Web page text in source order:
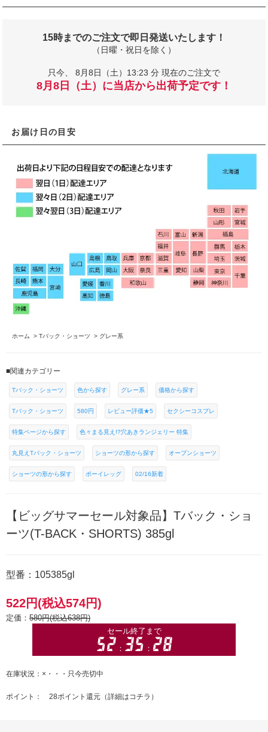
15時までのご注文で即日発送いたします！
（日曜・祝日を除く）
只今、 8月8日（土）13:23 分 現在のご注文で
8月8日（土）に当店から出荷予定です！
お届け日の目安
ホーム > Tバック・ショーツ > グレー系
■関連カテゴリー
Tバック・ショーツ 色から探す グレー系 価格から探す
Tバック・ショーツ 580円 レビュー評価★5 セクシーコスプレ
特集ページから探す 色々まる見え!?穴あきランジェリー 特集
丸見えTバック・ショーツ ショーツの形から探す オープンショーツ
ショーツの形から探す ボーイレッグ 02/16新着
【ビッグサマーセール対象品】Tバック・ショ
ーツ(T-BACK・SHORTS) 385gl
型番：105385gl
522円(税込574円)
定価： 580円(税込638円)
在庫状況：×・・・只今売切中
ポイント： 28ポイント還元（詳細はコチラ ）